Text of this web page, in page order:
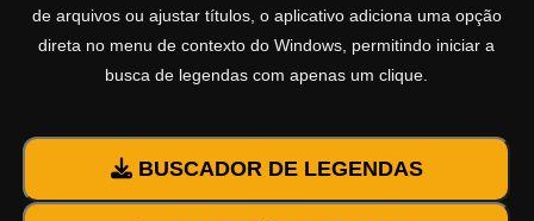
de arquivos ou ajustar títulos, o aplicativo adiciona uma opção
direta no menu de contexto do Windows, permitindo iniciar a
busca de legendas com apenas um clique.
BUSCADOR DE LEGENDAS